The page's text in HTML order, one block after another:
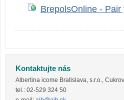
BrepolsOnline - Pair
Kontaktujte nás
Albertina icome Bratislava, s.r.o.,
tel.: 02-529 324 50